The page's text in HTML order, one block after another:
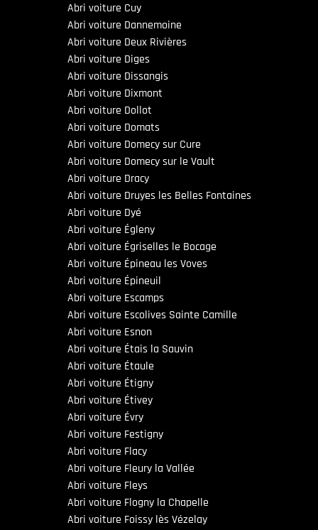
Abri voiture Cuy
Abri voiture Dannemoine
Abri voiture Deux Rivières
Abri voiture Diges
Abri voiture Dissangis
Abri voiture Dixmont
Abri voiture Dollot
Abri voiture Domats
Abri voiture Domecy sur Cure
Abri voiture Domecy sur le Vault
Abri voiture Dracy
Abri voiture Druyes les Belles Fontaines
Abri voiture Dyé
Abri voiture Égleny
Abri voiture Égriselles le Bocage
Abri voiture Épineau les Voves
Abri voiture Épineuil
Abri voiture Escamps
Abri voiture Escolives Sainte Camille
Abri voiture Esnon
Abri voiture Étais la Sauvin
Abri voiture Étaule
Abri voiture Étigny
Abri voiture Étivey
Abri voiture Évry
Abri voiture Festigny
Abri voiture Flacy
Abri voiture Fleury la Vallée
Abri voiture Fleys
Abri voiture Flogny la Chapelle
Abri voiture Foissy lès Vézelay